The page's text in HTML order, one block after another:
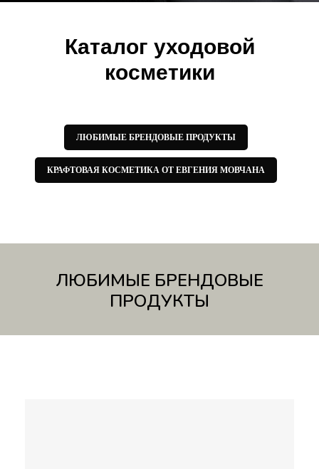
Каталог уходовой
косметики
ЛЮБИМЫЕ БРЕНДОВЫЕ ПРОДУКТЫ
КРАФТОВАЯ КОСМЕТИКА ОТ ЕВГЕНИЯ МОВЧАНА
ЛЮБИМЫЕ БРЕНДОВЫЕ
ПРОДУКТЫ